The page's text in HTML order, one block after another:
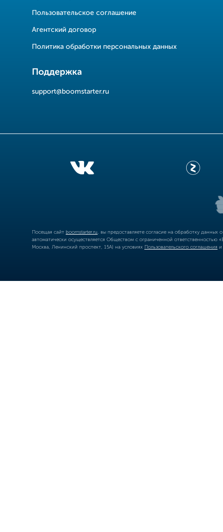
Пользовательское соглашение
Агентский договор
Политика обработки персональных данных
Поддержка
support@boomstarter.ru
Посещая сайт boomstarter.ru , вы предоставляете согласие на обработку
автоматически осуществляется Обществом с ограниченной
Москва, Ленинский проспект, 15А) на условиях Пользовательского соглашения и